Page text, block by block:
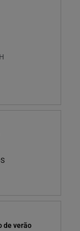
de verão